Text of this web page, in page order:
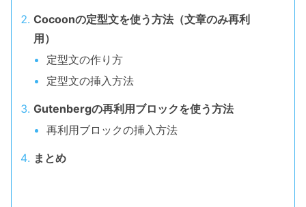
Cocoonの定型文を使う方法（文章のみ再利
用）
定型文の作り方
定型文の挿入方法
Gutenbergの再利用ブロックを使う方法
再利用ブロックの挿入方法
まとめ